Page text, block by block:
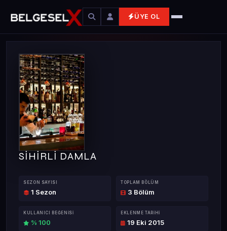
ÜYE OL
SİHİRLİ DAMLA
SEZON SAYISI
1 Sezon
TOPLAM BÖLÜM
3 Bölüm
KULLANICI BEĞENISI
% 100
EKLENME TARIHI
19 Eki 2015